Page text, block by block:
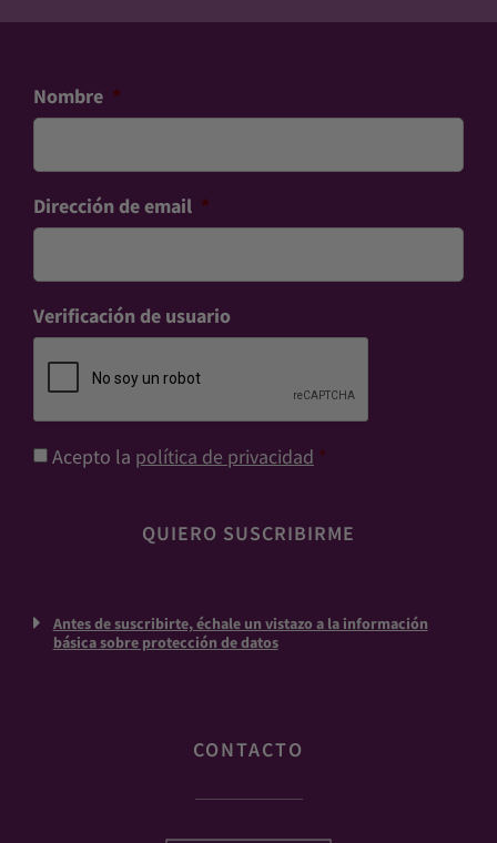
Nombre *
Dirección de email *
Verificación de usuario
Consentimiento *
Acepto la política de privacidad *
Antes de suscribirte, échale un vistazo a la información
básica sobre protección de datos
CONTACTO